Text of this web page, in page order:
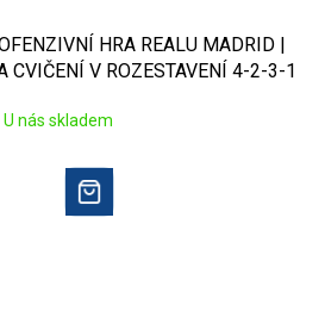
HRA REALU MADRID |
CVIČENÍ V ROZESTAVENÍ 4-2-3-1
U nás skladem